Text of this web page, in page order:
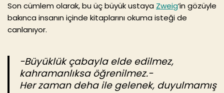
Son cümlem olarak, bu üç büyük ustaya Zweig‘in gözüyle
bakınca insanın içinde kitaplarını okuma isteği de
canlanıyor.
-Büyüklük çabayla elde edilmez,
kahramanlıksa öğrenilmez.-
Her zaman deha ile gelenek, duyulmamış